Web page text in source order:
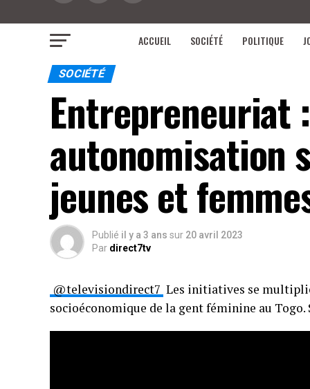
ACCUEIL SOCIÉTÉ POLITIQUE
SOCIÉTÉ
Entrepreneuriat
autonomisation
jeunes et
Publié il y a 3 ans sur 20 avril 2023
Par direct7tv
@televisiondirect7 Les initiatives se
socioéconomique de la gent féminine au